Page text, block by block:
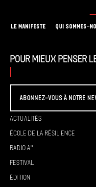
LE MANIFESTE QUI SOMMES-
Pour mieux penser
Abonnez-vous à Notre
Actualités
École de la résilience
Radio A°
Festival
Édition